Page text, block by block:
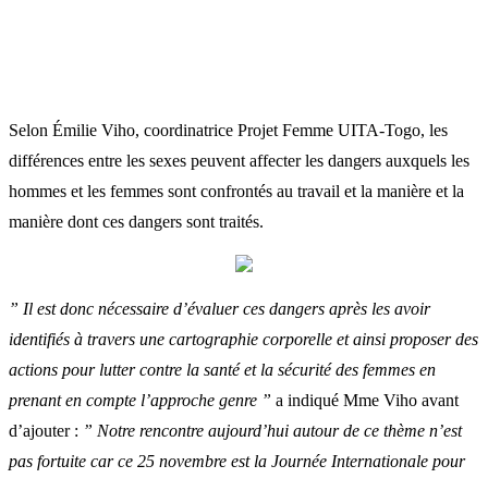
Selon Émilie Viho, coordinatrice Projet Femme UITA-Togo, les
différences entre les sexes peuvent affecter les dangers auxquels les
hommes et les femmes sont confrontés au travail et la manière et la
manière dont ces dangers sont traités.
” Il est donc nécessaire d’évaluer ces dangers après les avoir
identifiés à travers une cartographie corporelle et ainsi proposer des
actions pour lutter contre la santé et la sécurité des femmes en
prenant en compte l’approche genre ” a indiqué Mme Viho avant
d’ajouter : ” Notre rencontre aujourd’hui autour de ce thème n’est
pas fortuite car ce 25 novembre est la Journée Internationale pour